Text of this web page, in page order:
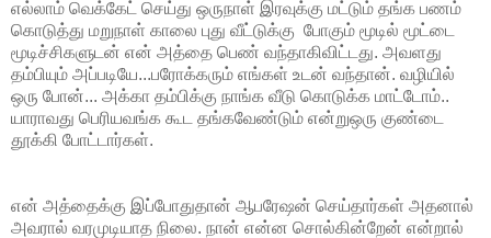
எல்லாம் வெக்கேட் செய்து ஒருநாள் இரவுக்கு மட்டும் தங்க பணம்
கொடுத்து மறுநாள் காலை புது வீட்டுக்கு போகும் மூடில் மூட்டை
மூடிச்சிகளுடன் என் அத்தை பெண் வந்தாகிவிட்டது. அவளது
தம்பியும் அப்படியே...பரோக்கரும் எங்கள் உடன் வந்தான். வழியில்
ஒரு போன்... அக்கா தம்பிக்கு நாங்க வீடு கொடுக்க மாட்டோம்..
யாராவது பெரியவங்க கூட தங்கவேண்டும் என்றுஒரு குண்டை
தூக்கி போட்டார்கள்.
என் அத்தைக்கு இப்போதுதான் ஆபரேஷன் செய்தார்கள் அதனால்
அவரால் வரமுடியாத நிலை. நான் என்ன சொல்கின்றேன் என்றால்